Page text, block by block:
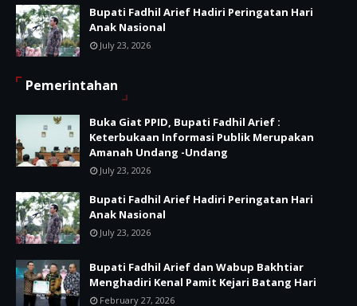
Bupati Fadhil Arief Hadiri Peringatan Hari
Anak Nasional
July 23, 2026
Pemerintahan
Buka Giat PPID, Bupati Fadhil Arief :
Keterbukaan Informasi Publik Merupakan
Amanah Undang -Undang
July 23, 2026
Bupati Fadhil Arief Hadiri Peringatan Hari
Anak Nasional
July 23, 2026
Bupati Fadhil Arief dan Wabup Bakhtiar
Menghadiri Kenal Pamit Kejari Batang Hari
February 27, 2026